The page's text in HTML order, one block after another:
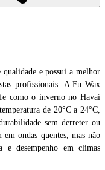
e possui a melhor
profissionais. A Fu Wax
como o inverno no Havaí
de 20°C a 24°C,
sem derreter ou
ondas quentes, mas não
e desempenho em climas